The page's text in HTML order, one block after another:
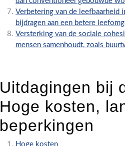
Verbetering van de leefbaarheid
bijdragen aan een betere
Versterking van de sociale
mensen samenhoudt, zoals
Uitdagingen bij
Hoge kosten,
beperkingen
Hoge kosten